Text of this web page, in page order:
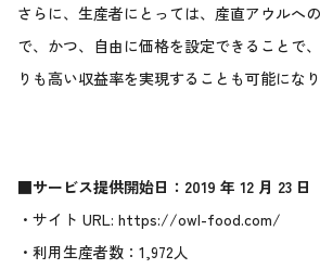
さらに、生産者にとっては、産直アウルへ
で、かつ、自由に価格を設定できることで
りも高い収益率を実現することも可能になり
■サービス提供開始日：2019 年 12 月 23 日
・サイト URL: https://owl-food.com/
・利用生産者数：1,972人